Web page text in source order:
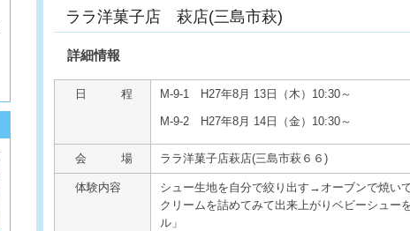
ララ洋菓子店 萩店(三島市萩)
詳細情報
日 程 M-9-1 H27年8月 13日（木）10:30～
M-9-2 H27年8月 14日（金）10:30～
会 場 ララ洋菓子店萩店(三島市萩６６)
体験内容
シュー生地を自分で絞り出す→オーブンで焼い
クリームを詰めてみて出来上がりベビーシュー
ル」